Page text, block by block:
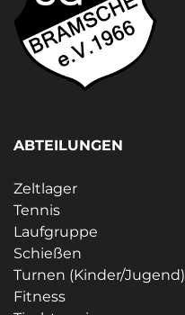
ABTEILUNGEN
Zeltlager
Tennis
Laufgruppe
Schießen
Turnen (Kinder/Jugend)
Fitness